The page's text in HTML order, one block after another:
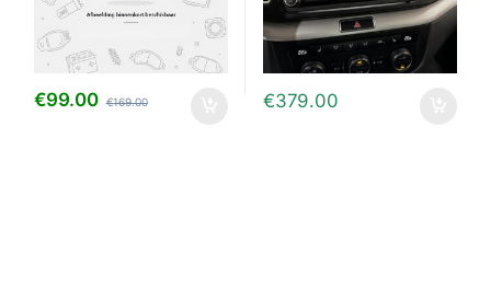
€99.00 €169.00 €379.00